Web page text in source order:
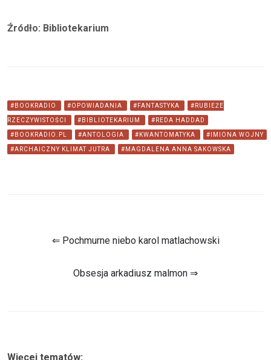
Źródło: Bibliotekarium
#BOOKRADIO #OPOWIADANIA #FANTASTYKA #RUBIEŻE
RZECZYWISTOŚCI #BIBLIOTEKARIUM #REDA HADDAD
#BOOKRADIO.PL #ANTOLOGIA #KWANTOMATYKA #IMIONA WOJNY
#ARCHAICZNY KLIMAT JUTRA #MAGDALENA ANNA SAKOWSKA
⇐ Pochmurne niebo karol matlachowski
Obsesja arkadiusz malmon ⇒
Więcej tematów: